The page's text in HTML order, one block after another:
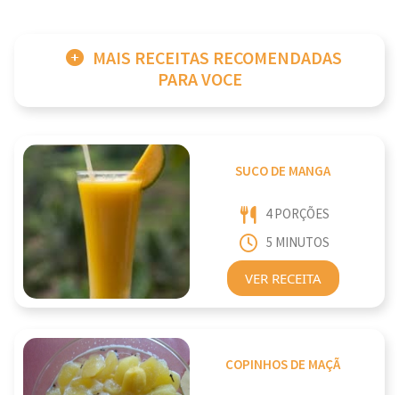
MAIS RECEITAS RECOMENDADAS
PARA VOCE
SUCO DE MANGA
4 PORÇÕES
5 MINUTOS
VER RECEITA
COPINHOS DE MAÇÃ